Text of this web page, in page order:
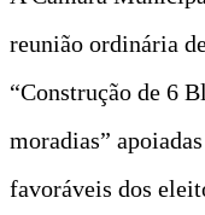
reunião ordinária
“Construção de 6
moradias”
favoráveis dos